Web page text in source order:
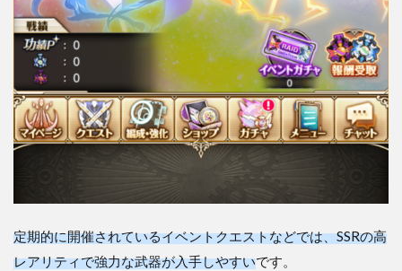
定期的に開催されているイベントクエストなどでは、SSRの高
レアリティで強力な武器が入手しやすいです。